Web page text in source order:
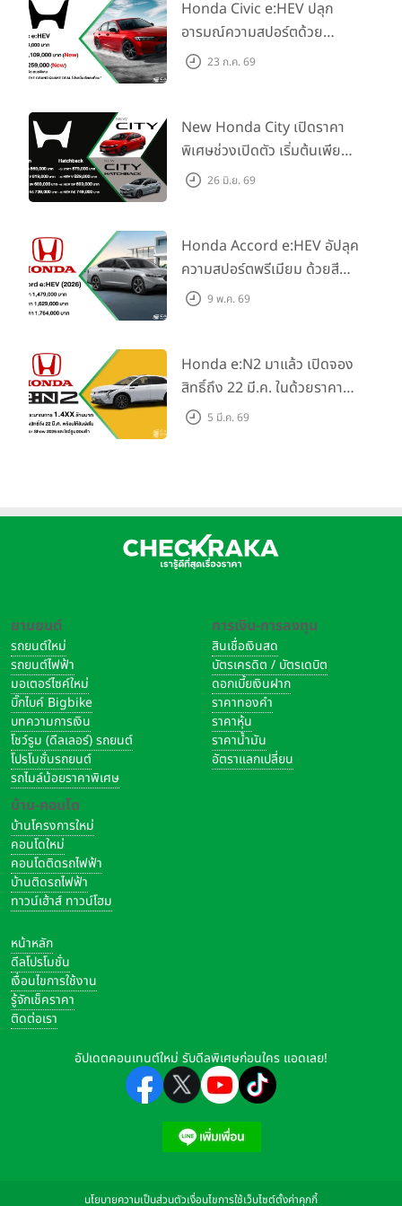
Honda Civic e:HEV ปลุก
อารมณ์ความสปอร์ตด้วย
Honda S+ Shift ครั้งแรกใน
Traffic Monitor เพียงจอง
ภายใน 31 ก.ค. 2569 รับบัตร
น้ำมันมูลค่า 10,000 บาท
23 ก.ค. 69
New Honda City เปิดราคา
พิเศษช่วงเปิดตัว เริ่มต้นเพียง
569,000 บาท พร้อมแนะนำรุ่น
26 มิ.ย. 69
Honda Accord e:HEV อัปลุค
ความสปอร์ตพรีเมียม ด้วยสี
ภายนอกและภายในใหม่ พร้อม
9 พ.ค. 69
Honda e:N2 มาแล้ว เปิดจอง
สิทธิ์ถึง 22 มี.ค. ในด้วยราคา
ประมาณการ 1.4XX ลบ. ก่อน
5 มี.ค. 69
ยานยนต์
รถยนต์ใหม่
รถยนต์ไฟฟ้า
มอเตอร์ไซค์ใหม่
บิ๊กไบค์ Bigbike
บทความการเงิน
โชว์รูม (ดีลเลอร์) รถยนต์
โปรโมชั่นรถยนต์
รถไมล์น้อยราคาพิเศษ
บ้าน-คอนโด
บ้านโครงการใหม่
คอนโดใหม่
คอนโดติดรถไฟฟ้า
บ้านติดรถไฟฟ้า
ทาวน์เฮ้าส์ ทาวน์โฮม
การเงิน-การลงทุน
สินเชื่อเงินสด
บัตรเครดิต / บัตรเดบิต
ดอกเบี้ยเงินฝาก
ราคาทองคำ
ราคาหุ้น
ราคาน้ำมัน
อัตราแลกเปลี่ยน
หน้าหลัก
ดีลโปรโมชั่น
เงื่อนไขการใช้งาน
รู้จักเช็คราคา
ติดต่อเรา
อัปเดตคอนเทนต์ใหม่ รับดีลพิเศษก่อนใคร แอดเลย!
นโยบายความเป็นส่วนตัวเงื่อนไขการใช้เว็บไซต์ตั้งค่าคุกกี้